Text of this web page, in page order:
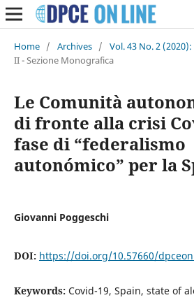
Home / Archives / Vol. 43 No. 2
II - Sezione Monografica
Le Comunità
di fronte alla crisi
fase di “federalismo
autonómico” per la
Giovanni Poggeschi
DOI: https://doi.org/10.57660/
Keywords: Covid-19, Spain, state of